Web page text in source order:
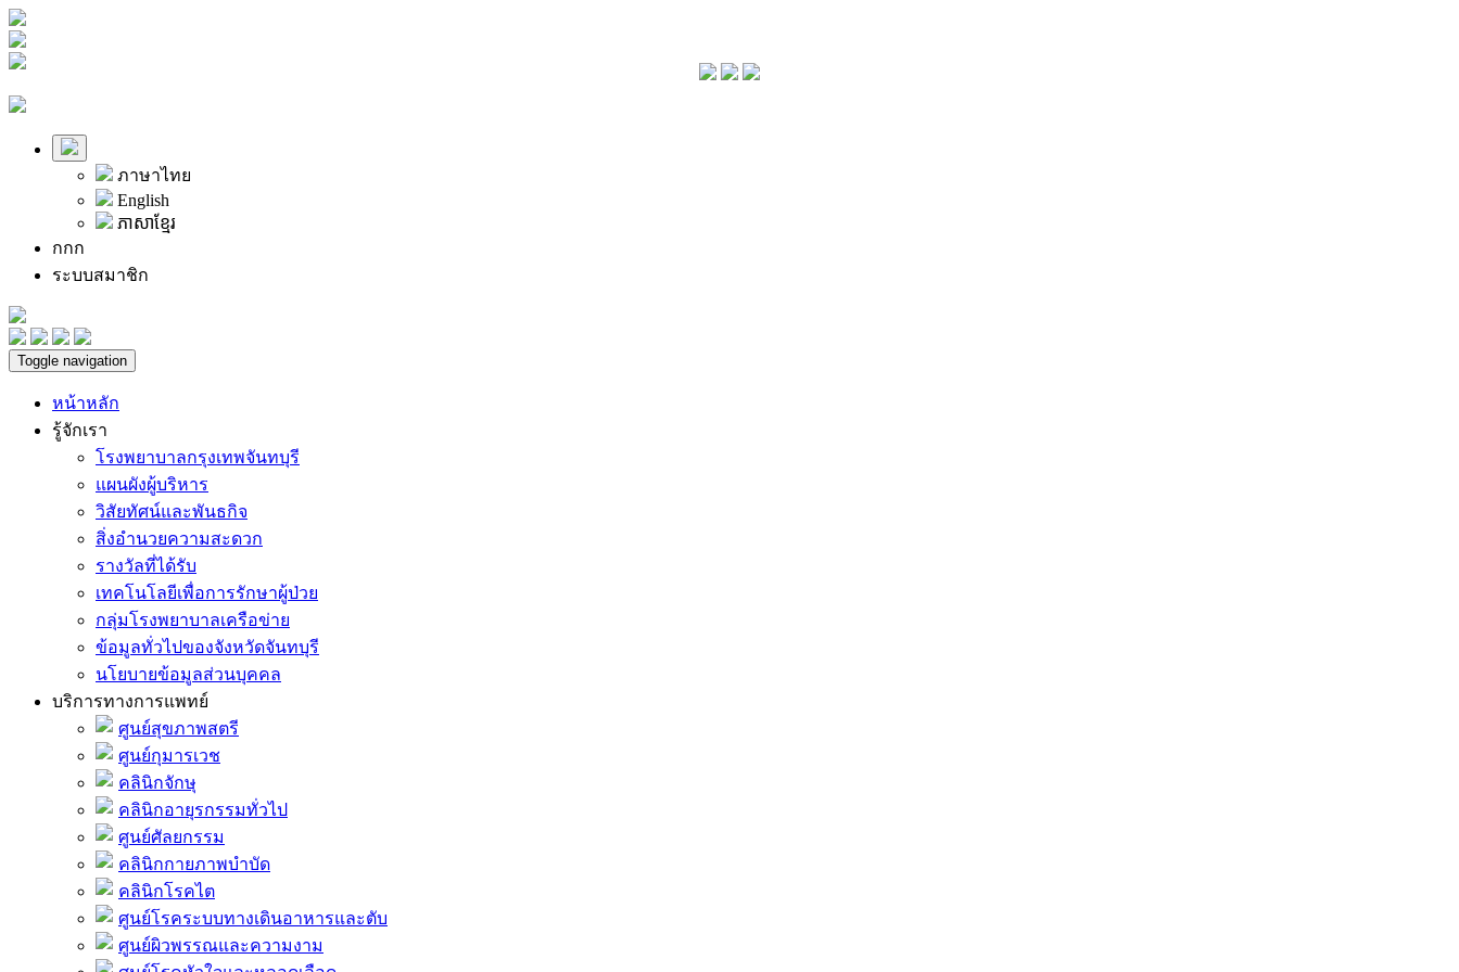
ภาษาไทย
English
ភាសាខ្មែរ
กกก
ระบบสมาชิก
Toggle navigation
หน้าหลัก
รู้จักเรา
โรงพยาบาลกรุงเทพจันทบุรี
แผนผังผู้บริหาร
วิสัยทัศน์และพันธกิจ
สิ่งอำนวยความสะดวก
รางวัลที่ได้รับ
เทคโนโลยีเพื่อการรักษาผู้ป่วย
กลุ่มโรงพยาบาลเครือข่าย
ข้อมูลทั่วไปของจังหวัดจันทบุรี
นโยบายข้อมูลส่วนบุคคล
บริการทางการแพทย์
ศูนย์สุขภาพสตรี
ศูนย์กุมารเวช
คลินิกจักษุ
คลินิกอายุรกรรมทั่วไป
ศูนย์ศัลยกรรม
คลินิกกายภาพบำบัด
คลินิกโรคไต
ศูนย์โรคระบบทางเดินอาหารและตับ
ศูนย์ผิวพรรณและความงาม